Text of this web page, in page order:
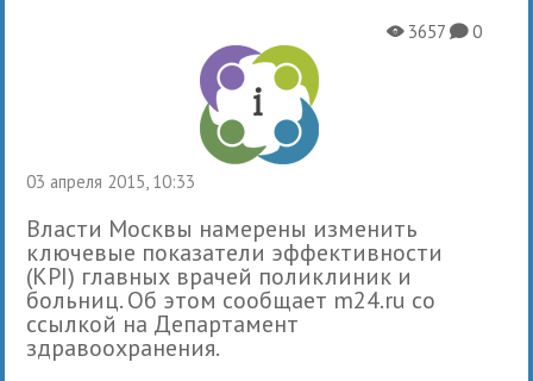
03 апреля 2015, 10:33
X3657K0
Власти Москвы намерены изменить
ключевые показатели эффективности
(KPI) главных врачей поликлиник и
больниц. Об этом сообщает m24.ru со
ссылкой на Департамент
здравоохранения.